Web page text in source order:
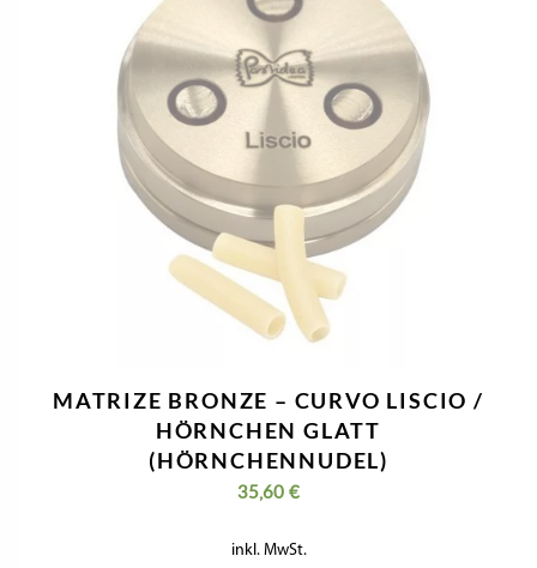
MATRIZE BRONZE – CURVO LISCIO /
HÖRNCHEN GLATT
(HÖRNCHENNUDEL)
35,60 €
inkl. MwSt.